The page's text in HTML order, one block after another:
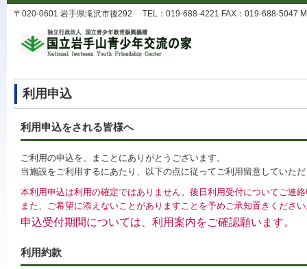
〒020-0601 岩手県滝沢市後292 TEL：019-688-4221 FAX：019-688-5047
利用申込
利用申込をされる皆様へ
ご利用の申込を、まことにありがとうございます。
当施設をご利用するにあたり、以下の点に従ってご利用留意していた
本利用申込は利用の確定ではありません。後日利用受付についてご連
また、ご希望に添えないことがありますことを予めご承知置きくださ
申込受付期間については、利用案内をご確認願います。
利用約款